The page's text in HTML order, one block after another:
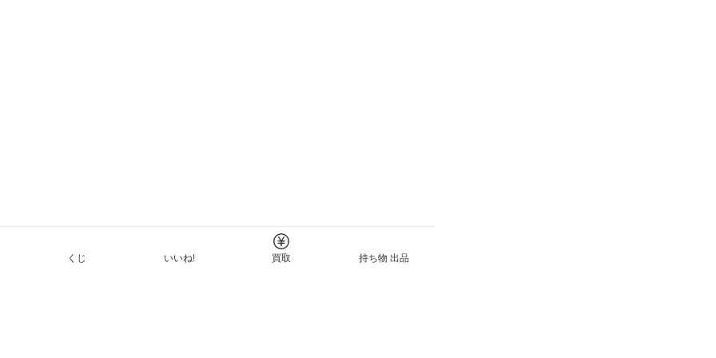
くじ いいね! 買取 持ち物 出品